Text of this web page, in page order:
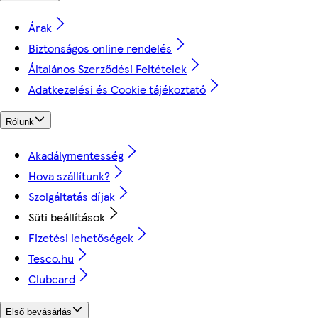
Árak
Biztonságos online rendelés
Általános Szerződési Feltételek
Adatkezelési és Cookie tájékoztató
Rólunk
Akadálymentesség
Hova szállítunk?
Szolgáltatás díjak
Süti beállítások
Fizetési lehetőségek
Tesco.hu
Clubcard
Első bevásárlás